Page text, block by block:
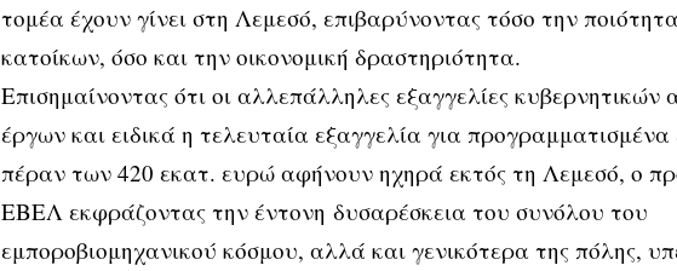
τομέα έχουν γίνει στη Λεμεσό, επιβαρύνοντας τόσο την
κατοίκων, όσο και την οικονομική δραστηριότητα.
Επισημαίνοντας ότι οι αλλεπάλληλες εξαγγελίες
έργων και ειδικά η τελευταία εξαγγελία για
πέραν των 420 εκατ. ευρώ αφήνουν ηχηρά εκτός τη Λεμεσό, ο
ΕΒΕΛ εκφράζοντας την έντονη δυσαρέσκεια του συνόλου του
εμποροβιομηχανικού κόσμου, αλλά και γενικότερα της πόλης,